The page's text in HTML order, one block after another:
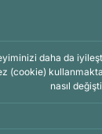
daha da
(cookie)
nasıl